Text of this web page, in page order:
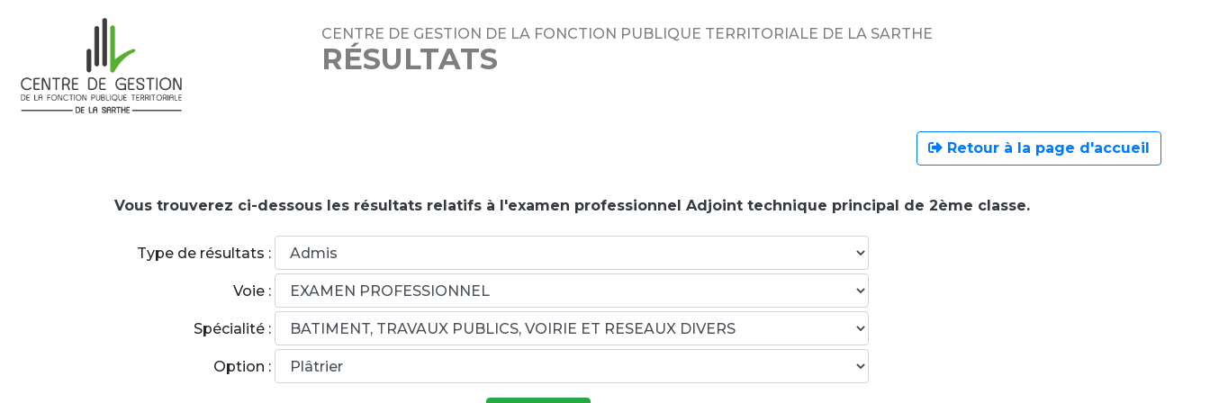
CENTRE DE GESTION DE LA FONCTION PUBLIQUE TERRITORIALE DE LA SARTHE
RÉSULTATS
Retour à la page d'accueil
Vous trouverez ci-dessous les résultats relatifs à l'examen professionnel Adjoint technique principal de 2ème classe.
Type de résultats :
Voie :
Spécialité :
Option :